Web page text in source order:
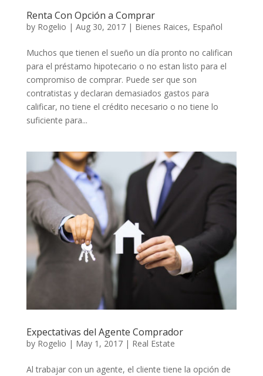
Renta Con Opción a Comprar
by Rogelio | Aug 30, 2017| Bienes Raices, Español
Muchos que tienen el sueño un día pronto no califican
para el préstamo hipotecario o no estan listo para el
compromiso de comprar. Puede ser que son
contratistas y declaran demasiados gastos para
calificar, no tiene el crédito necesario o no tiene lo
suficiente para...
Expectativas del Agente Comprador
by Rogelio | May 1, 2017| Real Estate
Al trabajar con un agente, el cliente tiene la opción de